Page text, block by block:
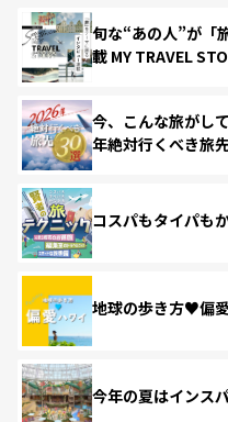
旬な“あの人”が「
載 MY TRAVEL
今、こんな旅がし
年絶対行くべき旅
コスパもタイパも
地球の歩き方♥偏
今年の夏はインス